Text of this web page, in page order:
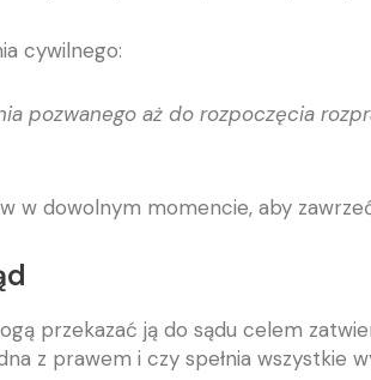
cywilnego:
pozwanego aż do rozpoczęcia
w dowolnym momencie, aby
przekazać ją do sądu celem
z prawem i czy spełnia wszystkie